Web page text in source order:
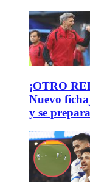
¡OTRO
Nuevo
y se